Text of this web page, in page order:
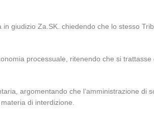
giudizio Za.SK. chiedendo che lo stesso
processuale, ritenendo che si
argomentando che l’amministrazione di
di interdizione.